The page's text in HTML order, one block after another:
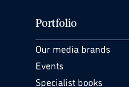
Portfolio
Our media brands
Events
Specialist books